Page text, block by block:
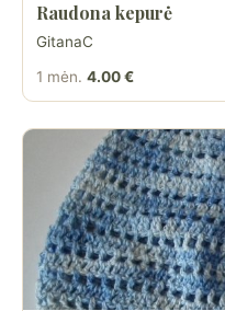
Raudona kepurė
GitanaC
1 mėn. 4.00 €